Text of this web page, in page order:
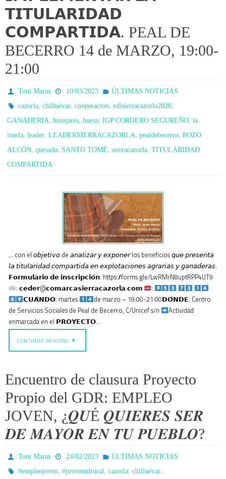
𝗧𝗜𝗧𝗨𝗟𝗔𝗥𝗜𝗗𝗔𝗗
𝗖𝗢𝗠𝗣𝗔𝗥𝗧𝗜𝗗𝗔. PEAL DE
BECERRO 14 de MARZO, 19:00-
21:00
Toni Marin 10/03/2023
ÚLTIMAS NOTICIAS
cazorla,chilluévar,cooperacion,edlsierracazorla2020,
GANADERIA, hinojares, huesa, IGP CORDERO SEGUREÑO, la
iruela, leader, LEADERSIERRACAZORLA, pealdebecerro, POZO
ALCÓN, quesada, SANTO TOMÉ, sierracazorla, TITULARIDAD
COMPARTIDA
… con el 𝘰𝘣𝘫𝘦𝘵𝘪𝘷𝘰 de 𝘢𝘯𝘢𝘭𝘪𝘻𝘢𝘳 𝘺 𝘦𝘹𝘱𝘰𝘯𝘦𝘳 los beneficios 𝘲𝘶𝘦 𝘱𝘳𝘦𝘴𝘦𝘯𝘵𝘢
𝘭𝘢 𝘵𝘪𝘵𝘶𝘭𝘢𝘳𝘪𝘥𝘢𝘥 𝘤𝘰𝘮𝘱𝘢𝘳𝘵𝘪𝘥𝘢 𝘦𝘯 𝘦𝘹𝘱𝘭𝘰𝘵𝘢𝘤𝘪𝘰𝘯𝘦𝘴 𝘢𝘨𝘳𝘢𝘳𝘪𝘢𝘴 𝘺 𝘨𝘢𝘯𝘢𝘥𝘦𝘳𝘢𝘴.
𝗙𝗼𝗿𝗺𝘂𝗹𝗮𝗿𝗶𝗼 𝗱𝗲 𝗶𝗻𝘀𝗰𝗿𝗶𝗽𝗰𝗶𝗼́𝗻: https://forms.gle/LwRMrN8uptRPP4UT9
: 𝗰𝗲𝗱𝗲𝗿@𝗰𝗼𝗺𝗮𝗿𝗰𝗮𝘀𝗶𝗲𝗿𝗿𝗮𝗰𝗮𝘇𝗼𝗿𝗹𝗮.𝗰𝗼𝗺
:
𝗖𝗨𝗔́𝗡𝗗𝗢: martes
de marzo – 19:00-21:00𝗗𝗢́𝗡𝗗𝗘: Centro
de Servicios Sociales de Peal de Becerro, C/Unicef s/n
Actividad
enmarcada en el 𝗣𝗥𝗢𝗬𝗘𝗖𝗧𝗢…
CONTINUE READING
Encuentro de clausura Proyecto
Propio del GDR: EMPLEO
JOVEN, ¿𝑸𝑼É 𝑸𝑼𝑰𝑬𝑹𝑬𝑺 𝑺𝑬𝑹
𝑫𝑬 𝑴𝑨𝒀𝑶𝑹 𝑬𝑵 𝑻𝑼 𝑷𝑼𝑬𝑩𝑳𝑶?
Toni Marin 24/02/2023
ÚLTIMAS NOTICIAS
#empleojoven,#juventudrural,cazorla,chilluévar,